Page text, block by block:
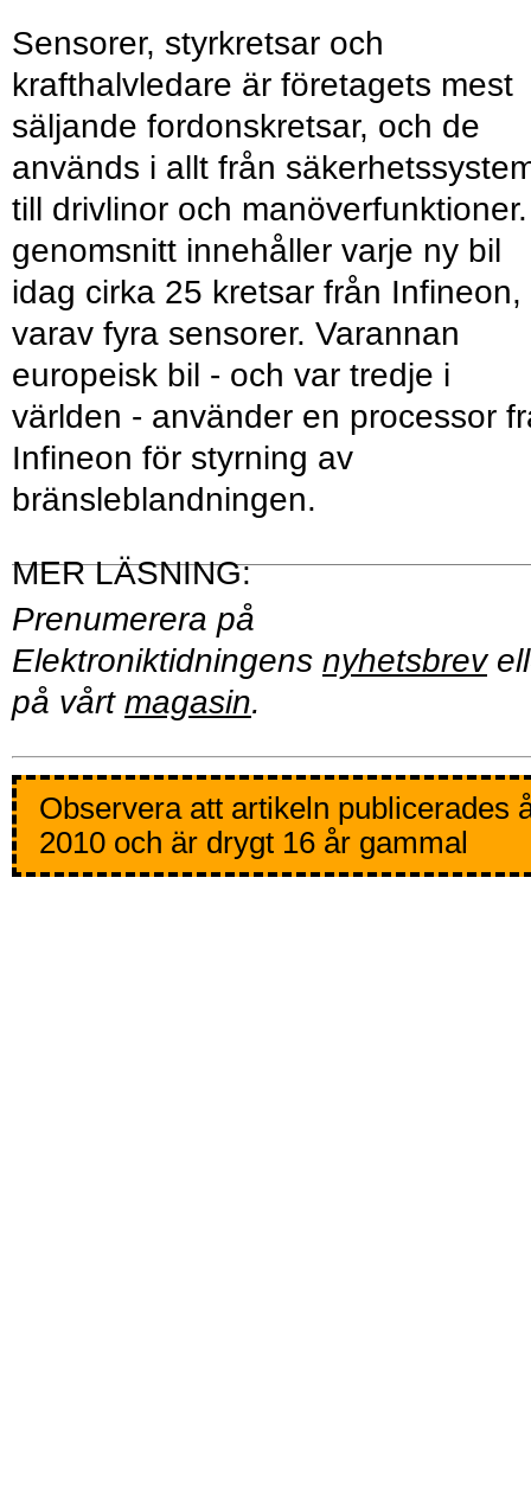
Sensorer, styrkretsar och
krafthalvledare är företagets mest
säljande fordonskretsar, och de
används i allt från
till drivlinor och
genomsnitt innehåller varje ny bil
idag cirka 25 kretsar från Infineon,
varav fyra sensorer. Varannan
europeisk bil - och var tredje i
världen - använder en processor
Infineon för styrning av
bränsleblandningen.
Prenumerera på
Elektroniktidningens nyhetsbrev
på vårt magasin.
Observera att artikeln publicerades
2010 och är drygt 16 år gammal